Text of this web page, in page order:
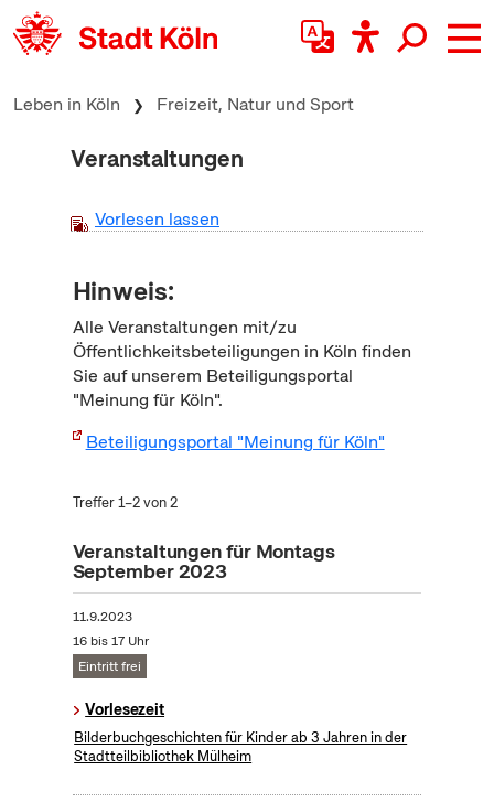
zum Inhalt springen
Leben in Köln Freizeit, Natur und Sport
Veranstaltungen
Vorlesen lassen
Hinweis:
Alle Veranstaltungen mit/zu
Öffentlichkeitsbeteiligungen in Köln finden
Sie auf unserem Beteiligungsportal
"Meinung für Köln".
Beteiligungsportal "Meinung für Köln"
Treffer 1–2 von 2
Veranstaltungen für Montags
September 2023
11.9.2023
16 bis 17 Uhr
Eintritt frei
Vorlesezeit
Bilderbuchgeschichten für Kinder ab 3 Jahren in der
Stadtteilbibliothek Mülheim